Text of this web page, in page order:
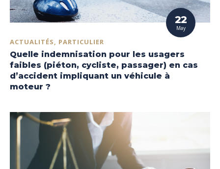
22
May
ACTUALITÉS, PARTICULIER
Quelle indemnisation pour les usagers
faibles (piéton, cycliste, passager) en cas
d’accident impliquant un véhicule à
moteur ?